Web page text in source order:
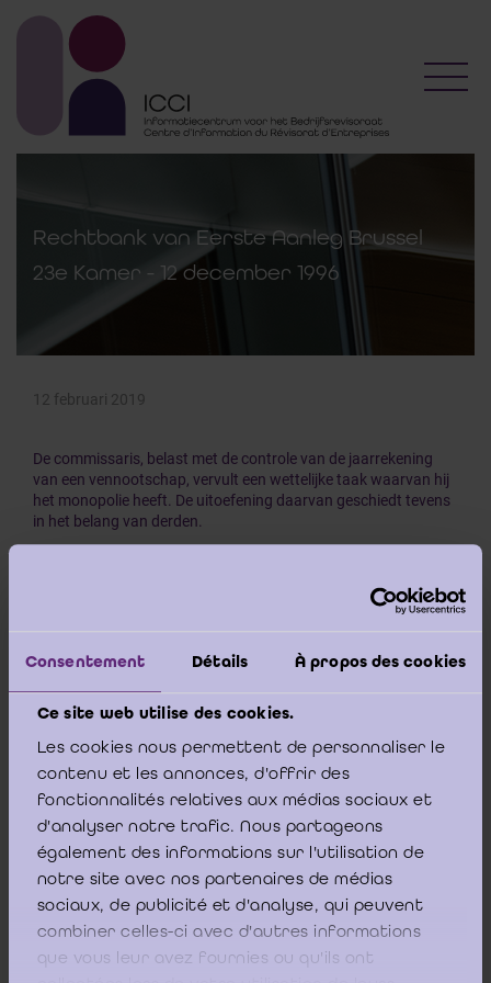
Consentement Détails À propos des cookies
Ce site web utilise des cookies.
Les cookies nous permettent de personnaliser le
contenu et les annonces, d'offrir des
fonctionnalités relatives aux médias sociaux et
d'analyser notre trafic. Nous partageons
également des informations sur l'utilisation de
notre site avec nos partenaires de médias
sociaux, de publicité et d'analyse, qui peuvent
combiner celles-ci avec d'autres informations
que vous leur avez fournies ou qu'ils ont
Rechtbank van Eerste Aanleg Brussel
23e Kamer - 12 december 1996
12 februari 2019
De commissaris, belast met de controle van de jaarrekening
van een vennootschap, vervult een wettelijke taak waarvan hij
het monopolie heeft. De uitoefening daarvan geschiedt tevens
in het belang van derden.
haar organen. Hij mag erop vertrouwen dat, indien de
commissaris een goedkeurende verklaring zonder voorbehoud
gegevens correct zijn; hij mag zijn eigen berekeningen erop
jaarrekening blijkt, een rol heeft gespeeld bij de prijszetting van
de aandelen van die vennootschap door de koper, dan kan de
aansprakelijkheid van de revisor worden ingeroepen, indien
heeft goedgekeurd.
Rechtbank van Eerste Aanleg Brussel
23e Kamer - 12 december 1996